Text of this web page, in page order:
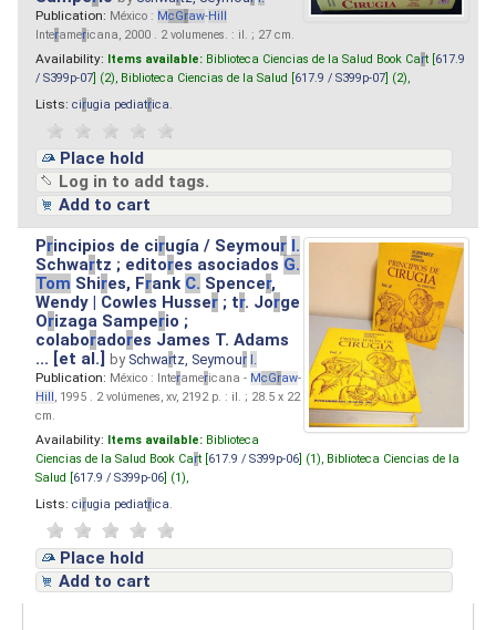
Publication: México : McGraw-Hill
Interamericana, 2000 . 2 volumenes. : il. ; 27 cm.
Availability: Items available: Biblioteca Ciencias de la Salud Book Cart [ 617.9
/ S399p-07 ] (2), Biblioteca Ciencias de la Salud [ 617.9 / S399p-07 ] (2),
Lists: cirugia pediatrica
Place hold
Log in to add tags.
Add to cart
Principios de cirugía / Seymour I.
Schwartz ; editores asociados G.
Tom Shires, Frank C. Spencer,
Wendy | Cowles Husser ; tr. Jorge
Orizaga Samperio ;
colaboradores James T. Adams
... [et al.]by Schwartz, Seymour I.
Publication: México : Interamericana - McGraw-
Hill, 1995 . 2 volúmenes, xv, 2192 p. : il. ; 28.5 x 22
cm.
Availability: Items available: Biblioteca
Ciencias de la Salud Book Cart [ 617.9 / S399p-06 ] (1), Biblioteca Ciencias de la
Salud [ 617.9 / S399p-06 ] (1),
Lists: cirugia pediatrica
Place hold
Add to cart